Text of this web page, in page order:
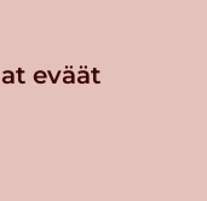
eväät